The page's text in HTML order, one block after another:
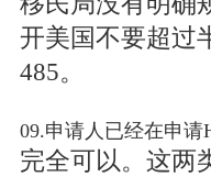
开美国不要超过
485。
09.申请人已经在申请
完全可以。这两